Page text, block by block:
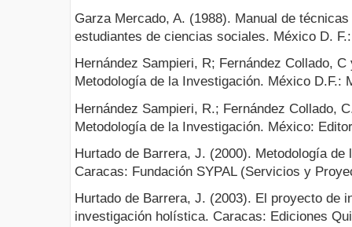
Garza Mercado, A. (1988). Manual de
estudiantes de ciencias sociales. México D.
Hernández Sampieri, R; Fernández Collado,
Metodología de la Investigación. México D.F.:
Hernández Sampieri, R.; Fernández Collado,
Metodología de la Investigación. México:
Hurtado de Barrera, J. (2000). Metodología
Caracas: Fundación SYPAL (Servicios y
Hurtado de Barrera, J. (2003). El proyecto de
investigación holística. Caracas: Ediciones